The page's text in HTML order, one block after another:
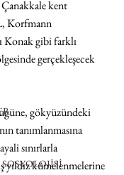
kent
Korfmann
Konak gibi farklı
gerçekleşecek
gökyüzündeki
tanımlanmasına
sınırlarla
yıldız kümelenmelerine